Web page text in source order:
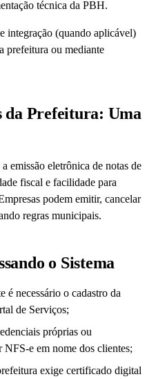
técnica da PBH.
integração (quando aplicável)
prefeitura ou mediante
da Prefeitura: Uma
emissão eletrônica de notas de
fiscal e facilidade para
podem emitir, cancelar
regras municipais.
o Sistema
é necessário o cadastro da
de Serviços;
próprias ou
e em nome dos clientes;
exige certificado digital